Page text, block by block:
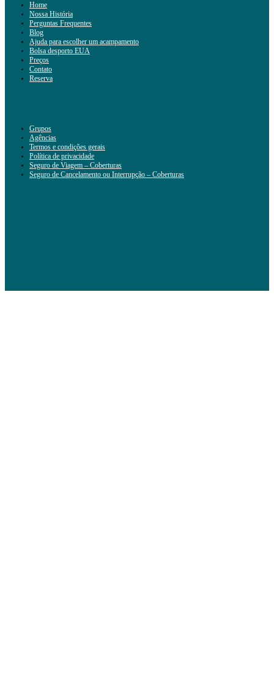
Home
Nossa História
Perguntas Frequentes
Blog
Ajuda para escolher um acampamento
Bolsa desporto EUA
Preços
Contato
Reserva
Grupos
Agências
Termos e condições gerais
Política de privacidade
Seguro de Viagem – Coberturas
Seguro de Cancelamento ou Interrupção – Coberturas